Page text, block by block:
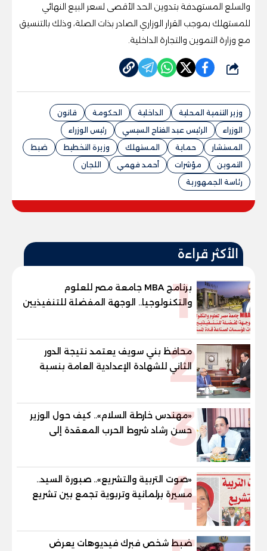
والسلع المستهدفة بتدوين الحد الأقصى لسعر البيع النهائي
للمستهلك بموجب القرار الوزاري الصادر بذات الصلة، وذلك بالتنسيق
مع وزارة التموين والتجارة الداخلية.
شارك
وزير التنمية المحلية الداخلية الحكومة
قانون
الوزراء
الرئيس عبد الفتاح السيسي
رئيس الوزراء
المستشار
حماية المستهلك وزيرة التخطيط
ضبط
التموين
مؤشرات أحمد فهمي
اللجان
رئاسة الجمهورية
الأكثر قراءة
1
برنامج MBA جامعة مصر للعلوم
والتكنولوجيا.. الوجهة المفضلة للتنفيذيين
وقيادات المؤسسات لصناعة قادة
2
محافظ بني سويف يعتمد نتيجة الدور
الثاني للشهادة الإعدادية العامة بنسبة
والنور للمكفوفين
3
«مهندس خارطة السلام».. كيف حول الوزير
حسن رشاد شروط الحرب المعقدة إلى
"خارطة طريق" للانسحاب والإعمار؟
4
«صوت التربية والتشريع».. صبورة السيد..
مسيرة برلمانية وتربوية تجمع بين تشريع
القوانين وصناعة الأجيال لبناء الإنسان
ضبط شخص فبرك فيديوهات يعرض